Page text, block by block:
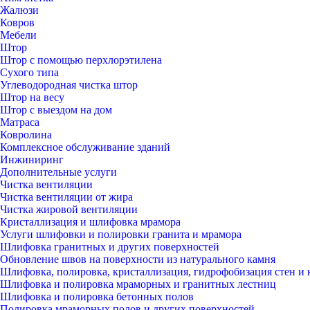
Жалюзи
Ковров
Мебели
Штор
Штор с помощью перхлорэтилена
Сухого типа
Углеводородная чистка штор
Штор на весу
Штор с выездом на дом
Матраса
Ковролина
Комплексное обслуживание зданий
Инжиниринг
Дополнительные услуги
Чистка вентиляции
Чистка вентиляции от жира
Чистка жировой вентиляции
Кристаллизация и шлифовка мрамора
Услуги шлифовки и полировки гранита и мрамора
Шлифовка гранитных и других поверхностей
Обновление швов на поверхности из натурального камня
Шлифовка, полировка, кристаллизация, гидрофобизация стен и
Шлифовка и полировка мраморных и гранитных лестниц
Шлифовка и полировка бетонных полов